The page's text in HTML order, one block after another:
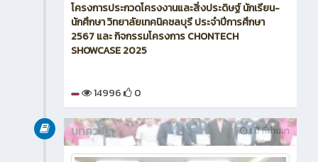
โครงการประกวดโครงงานและสิ่งประดิษฐ์ นักเรียน-
นักศึกษา วิทยาลัยเทคนิคชลบุรี ประจำปีการศึกษา
2567 และ กิจกรรมโครงการ CHONTECH
SHOWCASE 2025
14996 0
1 ปี ที่ผ่านมา
บทความ